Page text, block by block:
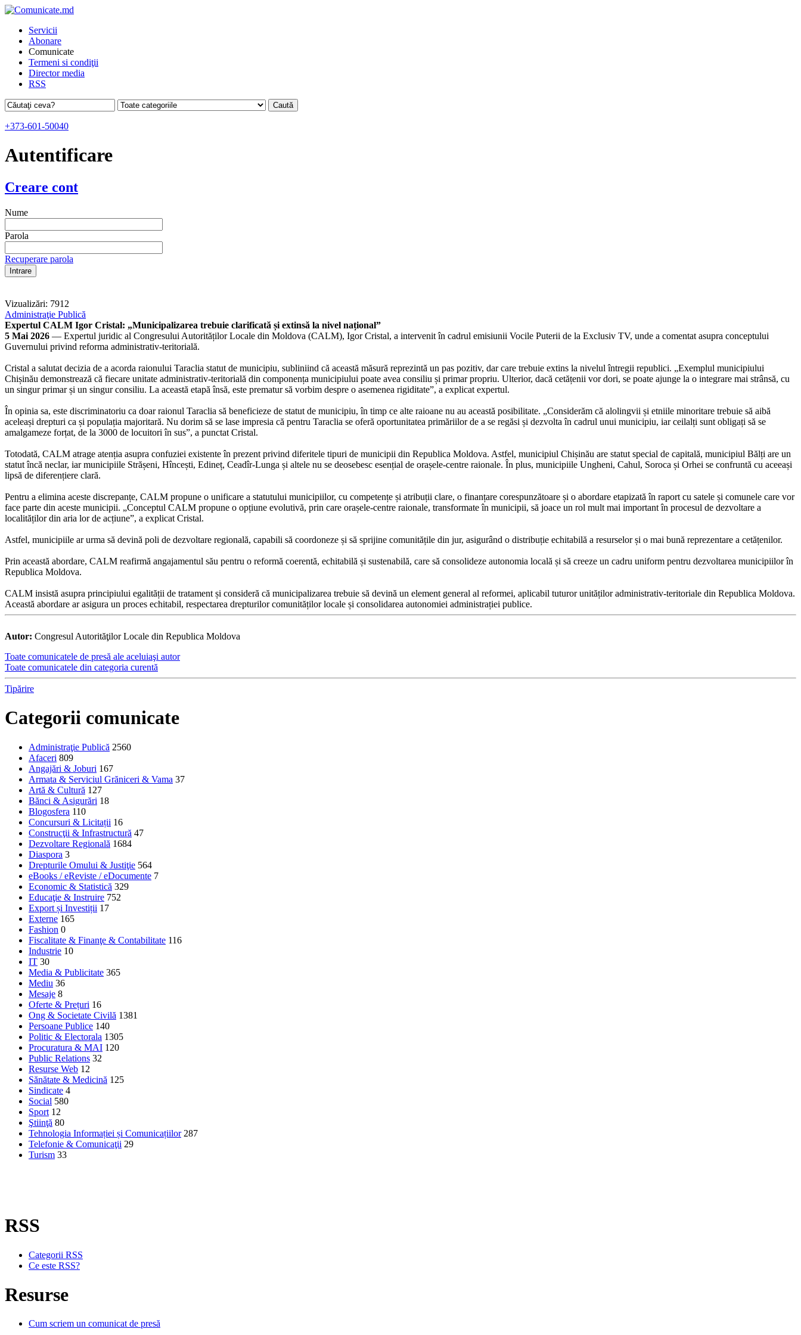
Servicii
Abonare
Comunicate
Termeni si condiţii
Director media
RSS
+373-601-50040
Autentificare
Creare cont
Nume
Parola
Recuperare parola
Vizualizări: 7912
Administraţie Publică
Expertul CALM Igor Cristal: „Municipalizarea trebuie clarificată și extinsă la nivel național”
5 Mai 2026 — Expertul juridic al Congresului Autorităților Locale din Moldova (CALM), Igor Cristal, a intervenit în cadrul emisiunii Vocile Puterii de la Exclusiv TV, unde a comentat asupra conceptului
Guvernului privind reforma administrativ-teritorială.
Cristal a salutat decizia de a acorda raionului Taraclia statut de municipiu, subliniind că această măsură reprezintă un pas pozitiv, dar care trebuie extins la nivelul întregii republici. „Exemplul municipiului
Chișinău demonstrează că fiecare unitate administrativ-teritorială din componența municipiului poate avea consiliu și primar propriu. Ulterior, dacă cetățenii vor dori, se poate ajunge la o integrare mai strânsă, cu
un singur primar și un singur consiliu. La această etapă însă, este prematur să vorbim despre o asemenea rigiditate”, a explicat expertul.
În opinia sa, este discriminatoriu ca doar raionul Taraclia să beneficieze de statut de municipiu, în timp ce alte raioane nu au această posibilitate. „Considerăm că alolingvii și etniile minoritare trebuie să aibă
aceleași drepturi ca și populația majoritară. Nu dorim să se lase impresia că pentru Taraclia se oferă oportunitatea primăriilor de a se regăsi și dezvolta în cadrul unui municipiu, iar ceilalți sunt obligați să se
amalgameze forțat, de la 3000 de locuitori în sus”, a punctat Cristal.
Totodată, CALM atrage atenția asupra confuziei existente în prezent privind diferitele tipuri de municipii din Republica Moldova. Astfel, municipiul Chișinău are statut special de capitală, municipiul Bălți are un
statut încă neclar, iar municipiile Strășeni, Hîncești, Edineț, Ceadîr-Lunga și altele nu se deosebesc esențial de orașele-centre raionale. În plus, municipiile Ungheni, Cahul, Soroca și Orhei se confruntă cu aceeași
lipsă de diferențiere clară.
Pentru a elimina aceste discrepanțe, CALM propune o unificare a statutului municipiilor, cu competențe și atribuții clare, o finanțare corespunzătoare și o abordare etapizată în raport cu satele și comunele care vor
face parte din aceste municipii. „Conceptul CALM propune o opțiune evolutivă, prin care orașele-centre raionale, transformate în municipii, să joace un rol mult mai important în procesul de dezvoltare a
localităților din aria lor de acțiune”, a explicat Cristal.
Astfel, municipiile ar urma să devină poli de dezvoltare regională, capabili să coordoneze și să sprijine comunitățile din jur, asigurând o distribuție echitabilă a resurselor și o mai bună reprezentare a cetățenilor.
Prin această abordare, CALM reafirmă angajamentul său pentru o reformă coerentă, echitabilă și sustenabilă, care să consolideze autonomia locală și să creeze un cadru uniform pentru dezvoltarea municipiilor în
Republica Moldova.
CALM insistă asupra principiului egalității de tratament și consideră că municipalizarea trebuie să devină un element general al reformei, aplicabil tuturor unităților administrativ-teritoriale din Republica Moldova.
Această abordare ar asigura un proces echitabil, respectarea drepturilor comunităților locale și consolidarea autonomiei administrației publice.
Autor: Congresul Autorităţilor Locale din Republica Moldova
Toate comunicatele de presă ale aceluiaşi autor
Toate comunicatele din categoria curentă
Tipărire
Categorii comunicate
Administraţie Publică 2560
Afaceri 809
Angajări & Joburi 167
Armata & Serviciul Grăniceri & Vama 37
Artă & Cultură 127
Bănci & Asigurări 18
Blogosfera 110
Concursuri & Licitații 16
Construcţii & Infrastructură 47
Dezvoltare Regională 1684
Diaspora 3
Drepturile Omului & Justiţie 564
eBooks / eReviste / eDocumente 7
Economic & Statistică 329
Educaţie & Instruire 752
Export și Investiții 17
Externe 165
Fashion 0
Fiscalitate & Finanţe & Contabilitate 116
Industrie 10
IT 30
Media & Publicitate 365
Mediu 36
Mesaje 8
Oferte & Prețuri 16
Ong & Societate Civilă 1381
Persoane Publice 140
Politic & Electorala 1305
Procuratura & MAI 120
Public Relations 32
Resurse Web 12
Sănătate & Medicină 125
Sindicate 4
Social 580
Sport 12
Ştiinţă 80
Tehnologia Informației și Comunicațiilor 287
Telefonie & Comunicaţii 29
Turism 33
RSS
Categorii RSS
Ce este RSS?
Resurse
Cum scriem un comunicat de presă